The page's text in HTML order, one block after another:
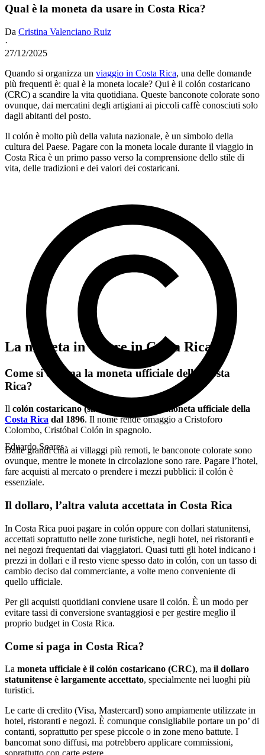
Qual è la moneta da usare in Costa Rica?
Da Cristina Valenciano Ruiz
·
27/12/2025
Quando si organizza un viaggio in Costa Rica, una delle domande
più frequenti è: qual è la moneta locale? Qui è il colón costaricano
(CRC) a scandire la vita quotidiana. Queste banconote colorate sono
ovunque, dai mercatini degli artigiani ai piccoli caffè conosciuti solo
dagli abitanti del posto.
Il colón è molto più della valuta nazionale, è un simbolo della
cultura del Paese. Pagare con la moneta locale durante il viaggio in
Costa Rica è un primo passo verso la comprensione dello stile di
vita, delle tradizioni e dei valori dei costaricani.
Eduardo Soares
La moneta in vigore in Costa Rica
Come si chiama la moneta ufficiale della Costa
Rica?
Il colón costaricano (simbolo: CRC) è la moneta ufficiale della
Costa Rica dal 1896. Il nome rende omaggio a Cristoforo
Colombo, Cristóbal Colón in spagnolo.
Dalle grandi città ai villaggi più remoti, le banconote colorate sono
ovunque, mentre le monete in circolazione sono rare. Pagare l’hotel,
fare acquisti al mercato o prendere i mezzi pubblici: il colón è
essenziale.
Il dollaro, l’altra valuta accettata in Costa Rica
In Costa Rica puoi pagare in colón oppure con dollari statunitensi,
accettati soprattutto nelle zone turistiche, negli hotel, nei ristoranti e
nei negozi frequentati dai viaggiatori. Quasi tutti gli hotel indicano i
prezzi in dollari e il resto viene spesso dato in colón, con un tasso di
cambio deciso dal commerciante, a volte meno conveniente di
quello ufficiale.
Per gli acquisti quotidiani conviene usare il colón. È un modo per
evitare tassi di conversione svantaggiosi e per gestire meglio il
proprio budget in Costa Rica.
Come si paga in Costa Rica?
La moneta ufficiale è il colón costaricano (CRC), ma il dollaro
statunitense è largamente accettato, specialmente nei luoghi più
turistici.
Le carte di credito (Visa, Mastercard) sono ampiamente utilizzate in
hotel, ristoranti e negozi. È comunque consigliabile portare un po’ di
contanti, soprattutto per spese piccole o in zone meno battute. I
bancomat sono diffusi, ma potrebbero applicare commissioni,